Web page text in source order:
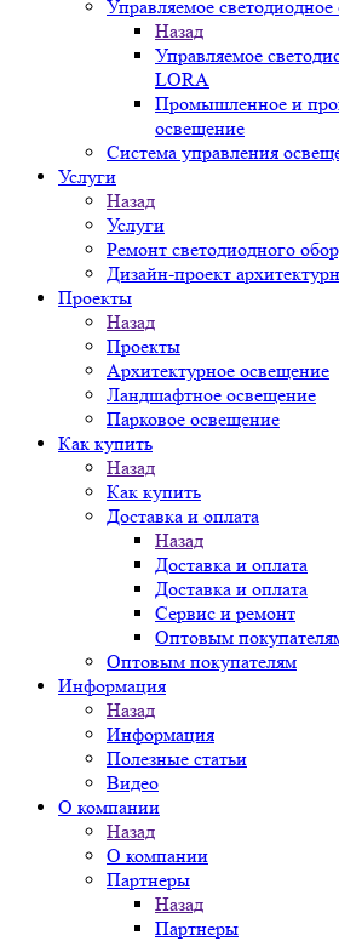
Управляемое
Назад
Управляемое
LORA
Промышленное и
освещение
Система управления
Услуги
Назад
Услуги
Ремонт светодиодного
Дизайн-проект
Проекты
Назад
Проекты
Архитектурное освещение
Ландшафтное освещение
Парковое освещение
Как купить
Назад
Как купить
Доставка и оплата
Назад
Доставка и оплата
Доставка и оплата
Сервис и ремонт
Оптовым
Оптовым покупателям
Информация
Назад
Информация
Полезные статьи
Видео
О компании
Назад
О компании
Партнеры
Назад
Партнеры